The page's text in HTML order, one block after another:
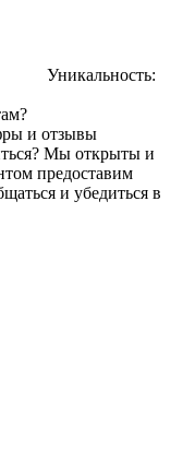
Уникальность:
и отзывы
Мы открыты и
предоставим
и убедиться в